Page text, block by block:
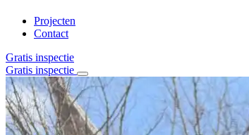
Projecten
Contact
Gratis inspectie
Gratis inspectie
Home
Over ons
Diensten